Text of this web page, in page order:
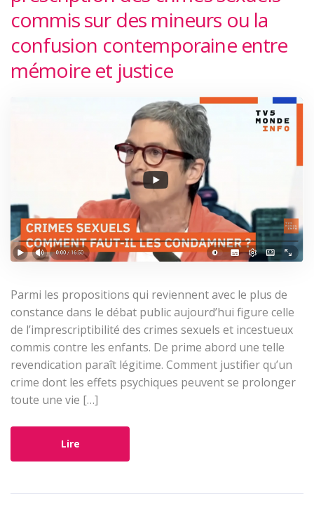
commis sur des mineurs ou la
confusion contemporaine entre
mémoire et justice
Parmi les propositions qui reviennent avec le plus de
constance dans le débat public aujourd’hui figure celle
de l’imprescriptibilité des crimes sexuels et incestueux
commis contre les enfants. De prime abord une telle
revendication paraît légitime. Comment justifier qu’un
crime dont les effets psychiques peuvent se prolonger
toute une vie […]
Lire